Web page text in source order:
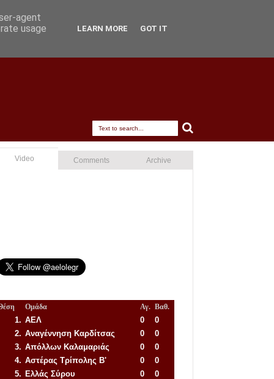
Video Comments Archive
Ομάδα Αγ. Βαθ.
1. ΑΕΛ 0
0
2. Αναγέννηση Καρδίτσας 0
0
3. Απόλλων Καλαμαριάς 0
0
4. Αστέρας Τρίπολης Β' 0
0
5. Ελλάς Σύρου 0
0
agent
usage
LEARN MORE GOT IT